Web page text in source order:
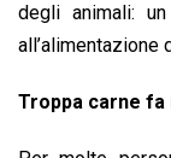
degli animali:
all’alimentazione
Troppa carne fa